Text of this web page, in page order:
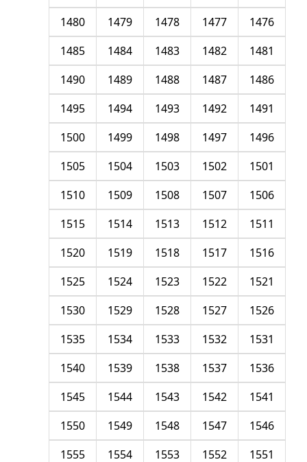
1476
1477
1478
1479
1480
1481
1482
1483
1484
1485
1486
1487
1488
1489
1490
1491
1492
1493
1494
1495
1496
1497
1498
1499
1500
1501
1502
1503
1504
1505
1506
1507
1508
1509
1510
1511
1512
1513
1514
1515
1516
1517
1518
1519
1520
1521
1522
1523
1524
1525
1526
1527
1528
1529
1530
1531
1532
1533
1534
1535
1536
1537
1538
1539
1540
1541
1542
1543
1544
1545
1546
1547
1548
1549
1550
1551
1552
1553
1554
1555